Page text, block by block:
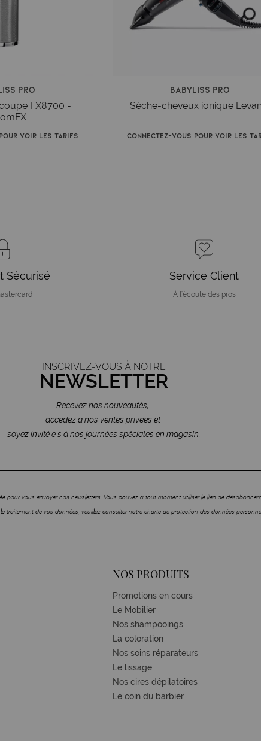
Pro
FX8700 -
pour voir les tarifs
Babyliss Pro
Sèche-cheveux ionique
Connectez-vous pour voir les
Sécurisé Service Client
À l'écoute des pros
INSCRIVEZ-VOUS À NOTRE
NEWSLETTER
Recevez nos nouveautés,
accédez à nos ventes privées et
soyez invité·e·s à nos journées spéciales en magasin.
pour vous envoyer nos newsletters. Vous pouvez à tout moment utiliser le lien de
traitement de vos données, veuillez consulter notre charte de protection des données
NOS PRODUITS
Promotions en cours
Le Mobilier
Nos shampooings
La coloration
Nos soins réparateurs
Le lissage
Nos cires dépilatoires
Le coin du barbier